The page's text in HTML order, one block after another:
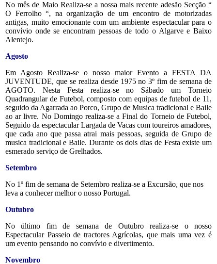
No mês de Maio Realiza-se a nossa mais recente adesão Secção “
O Ferrolho “, na organização de um encontro de motorizadas
antigas, muito emocionante com um ambiente espectacular para o
convívio onde se encontram pessoas de todo o Algarve e Baixo
Alentejo.
Agosto
Em Agosto Realiza-se o nosso maior Evento a FESTA DA
JUVENTUDE, que se realiza desde 1975 no 3º fim de semana de
AGOTO. Nesta Festa realiza-se no Sábado um Torneio
Quadrangular de Futebol, composto com equipas de futebol de 11,
seguido da Agarrada ao Porco, Grupo de Musica tradicional e Baile
ao ar livre. No Domingo realiza-se a Final do Torneio de Futebol,
Seguido da espectacular Largada de Vacas com toureiros amadores,
que cada ano que passa atrai mais pessoas, seguida de Grupo de
musica tradicional e Baile. Durante os dois dias de Festa existe um
esmerado serviço de Grelhados.
Setembro
No 1º fim de semana de Setembro realiza-se a Excursão, que nos
leva a conhecer melhor o nosso Portugal.
Outubro
No último fim de semana de Outubro realiza-se o nosso
Espectacular Passeio de tractores Agrícolas, que mais uma vez é
um evento pensando no convívio e divertimento.
Novembro